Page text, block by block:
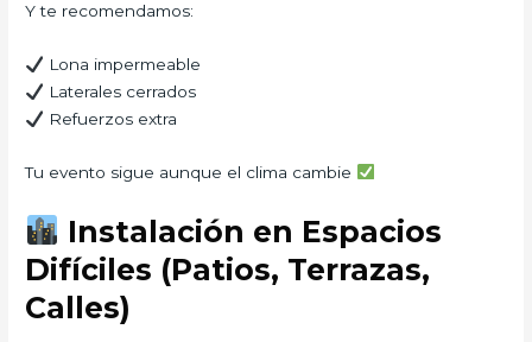
Y te recomendamos:
Lona impermeable
Laterales cerrados
Refuerzos extra
Tu evento sigue aunque el clima cambie
Instalación en Espacios
Difíciles (Patios, Terrazas,
Calles)